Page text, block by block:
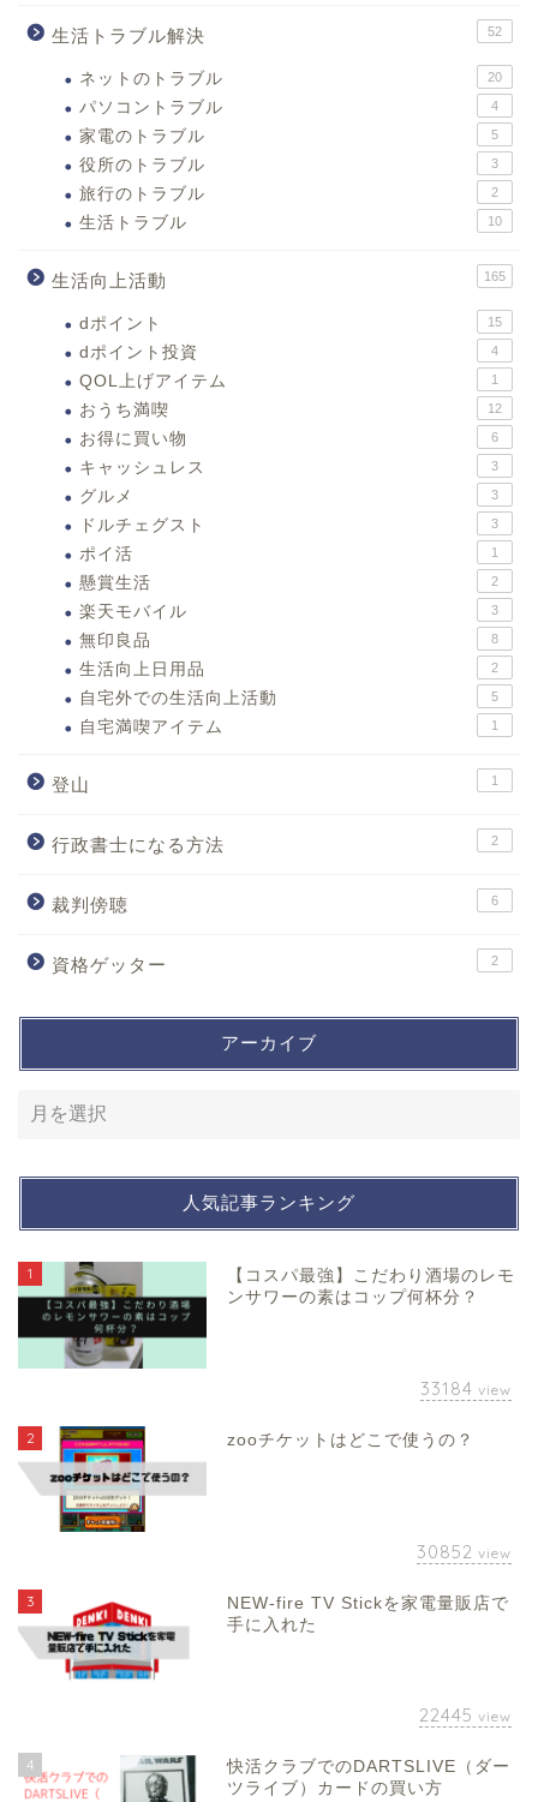
生活トラブル解決 52
ネットのトラブル 20
パソコントラブル 4
家電のトラブル 5
役所のトラブル 3
旅行のトラブル 2
生活トラブル 10
生活向上活動 165
dポイント 15
dポイント投資 4
QOL上げアイテム 1
おうち満喫 12
お得に買い物 6
キャッシュレス 3
グルメ 3
ドルチェグスト 3
ポイ活 1
懸賞生活 2
楽天モバイル 3
無印良品 8
生活向上日用品 2
自宅外での生活向上活動 5
自宅満喫アイテム 1
登山 1
行政書士になる方法 2
裁判傍聴 6
資格ゲッター 2
アーカイブ
人気記事ランキング
1
【コスパ最強】こだわり酒場のレモ
ンサワーの素はコップ何杯分？
33184 view
2 zooチケットはどこで使うの？
30852 view
3
NEW-fire TV Stickを家電量販店で
手に入れた
22445 view
4
快活クラブでのDARTSLIVE（ダー
ツライブ）カードの買い方